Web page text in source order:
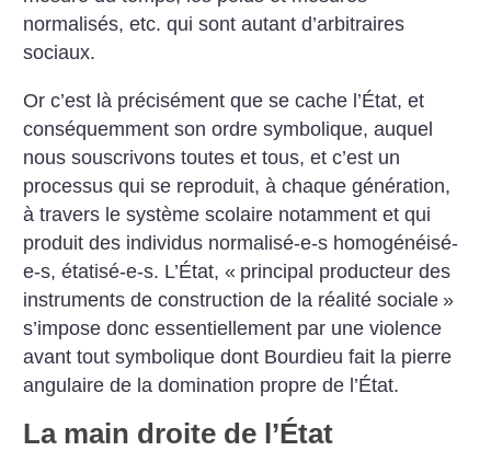
normalisés, etc. qui sont autant d’arbitraires
sociaux.
Or c’est là précisément que se cache l’État, et
conséquemment son ordre symbolique, auquel
nous souscrivons toutes et tous, et c’est un
processus qui se reproduit, à chaque génération,
à travers le système scolaire notamment et qui
produit des individus normalisé-e-s homogénéisé-
e-s, étatisé-e-s. L’État, « principal producteur des
instruments de construction de la réalité sociale »
s’impose donc essentiellement par une violence
avant tout symbolique dont Bourdieu fait la pierre
angulaire de la domination propre de l’État.
La main droite de l’État